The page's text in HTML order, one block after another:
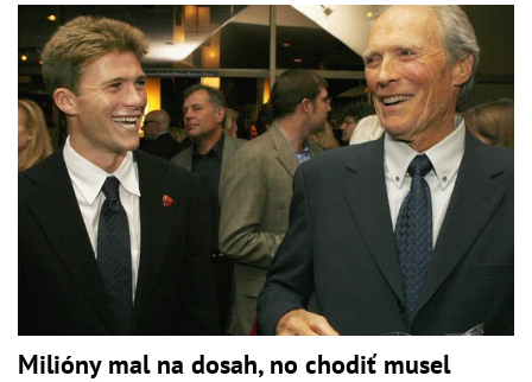
Milióny mal na dosah, no chodiť musel